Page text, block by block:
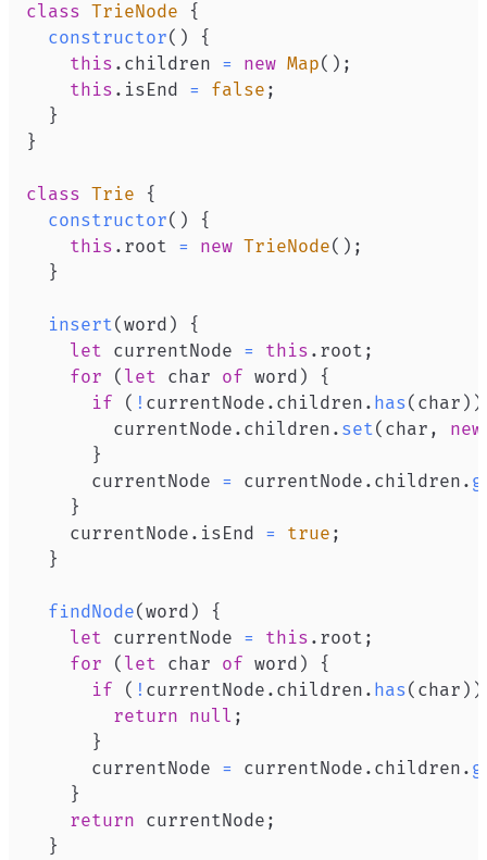
class TrieNode
{
constructor( )
{
this . children = new Map( ) ;
this . isEnd = false ;
}
}
class Trie
{
constructor( )
{
this . root = new TrieNode( ) ;
}
insert( word )
{
let currentNode = this . root ;
for
( let char of word )
{
if
( ! currentNode . children . has( char ) )
        currentNode
. children . set( char ,
new
}
      currentNode
= currentNode . children .
}
    currentNode
. isEnd = true ;
}
findNode( word )
{
let currentNode = this . root ;
for
( let char of word )
{
if
( ! currentNode . children . has( char ) )
return null ;
}
      currentNode
= currentNode . children .
}
return currentNode ;
}